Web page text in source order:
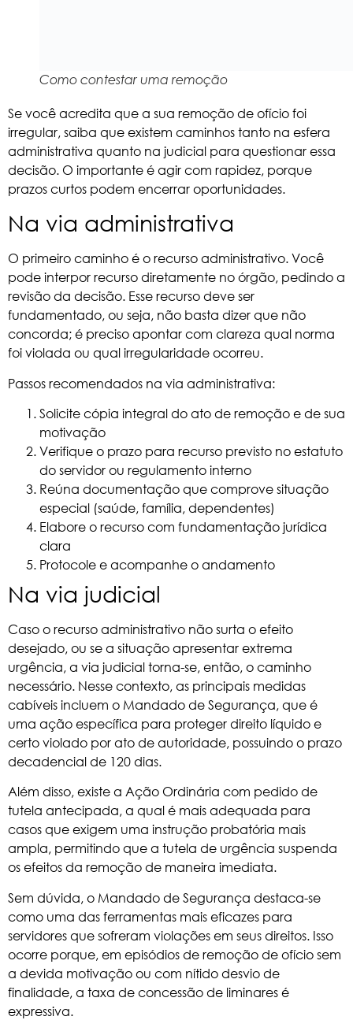
Como contestar uma remoção
Se você acredita que a sua remoção de ofício foi
irregular, saiba que existem caminhos tanto na esfera
administrativa quanto na judicial para questionar essa
decisão. O importante é agir com rapidez, porque
prazos curtos podem encerrar oportunidades.
Na via administrativa
O primeiro caminho é o recurso administrativo. Você
pode interpor recurso diretamente no órgão, pedindo a
revisão da decisão. Esse recurso deve ser
fundamentado, ou seja, não basta dizer que não
concorda; é preciso apontar com clareza qual norma
foi violada ou qual irregularidade ocorreu.
Passos recomendados na via administrativa:
Solicite cópia integral do ato de remoção e de sua
motivação
Verifique o prazo para recurso previsto no estatuto
do servidor ou regulamento interno
Reúna documentação que comprove situação
especial (saúde, família, dependentes)
Elabore o recurso com fundamentação jurídica
clara
Protocole e acompanhe o andamento
Na via judicial
Caso o recurso administrativo não surta o efeito
desejado, ou se a situação apresentar extrema
urgência, a via judicial torna-se, então, o caminho
necessário. Nesse contexto, as principais medidas
cabíveis incluem o Mandado de Segurança, que é
uma ação específica para proteger direito líquido e
certo violado por ato de autoridade, possuindo o prazo
decadencial de 120 dias.
Além disso, existe a Ação Ordinária com pedido de
tutela antecipada, a qual é mais adequada para
casos que exigem uma instrução probatória mais
ampla, permitindo que a tutela de urgência suspenda
os efeitos da remoção de maneira imediata.
Sem dúvida, o Mandado de Segurança destaca-se
como uma das ferramentas mais eficazes para
servidores que sofreram violações em seus direitos. Isso
ocorre porque, em episódios de remoção de ofício sem
a devida motivação ou com nítido desvio de
finalidade, a taxa de concessão de liminares é
expressiva.